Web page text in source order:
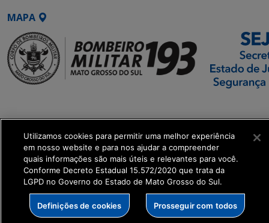
MAPA
Executiva de
Transformação Digital
get_footer();
Utilizamos cookies para permitir uma melhor experiência
em nosso website e para nos ajudar a compreender
quais informações são mais úteis e relevantes para você.
Conforme Decreto Estadual 15.572/2020 que trata da
LGPD no Governo do Estado de Mato Grosso do Sul.
Definições de cookies Prosseguir com todos